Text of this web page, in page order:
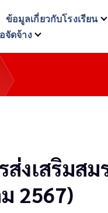
ข้อมูลเกี่ยวกับโรงเรียน
จัดจ้าง
งเสริมส
2567)